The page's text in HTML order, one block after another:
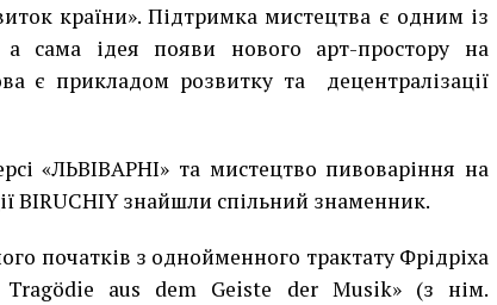
країни». Підтримка мистецтва є одним із
а сама ідея появи нового арт-простору на
є прикладом розвитку та децентралізації
«ЛЬВІВАРНІ» та мистецтво пивоваріння на
BIRUCHIY знайшли спільний знаменник.
початків з однойменного трактату Фрідріха
aus dem Geiste der Musik» (з нім.